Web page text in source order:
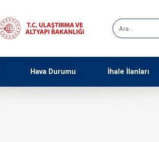
Hava Durumu İhale İlanları